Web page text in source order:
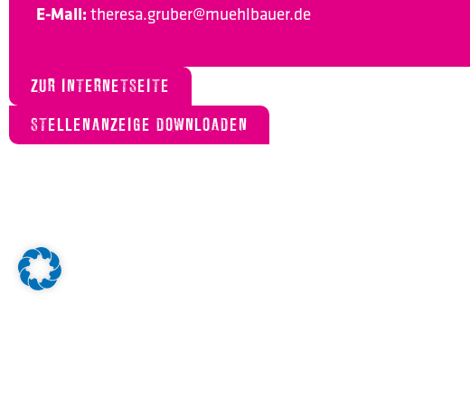
E-Mail: theresa.gruber@muehlbauer.de
ZUR INTERNETSEITE
STELLENANZEIGE DOWNLOADEN